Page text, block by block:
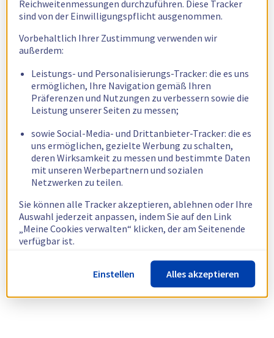
Reichweitenmessungen durchzuführen. Diese Tracker
sind von der Einwilligungspflicht ausgenommen.
Vorbehaltlich Ihrer Zustimmung verwenden wir
außerdem:
Leistungs- und Personalisierungs-Tracker: die es uns
ermöglichen, Ihre Navigation gemäß Ihren
Präferenzen und Nutzungen zu verbessern sowie die
Leistung unserer Seiten zu messen;
sowie Social-Media- und Drittanbieter-Tracker: die es
uns ermöglichen, gezielte Werbung zu schalten,
deren Wirksamkeit zu messen und bestimmte Daten
mit unseren Werbepartnern und sozialen
Netzwerken zu teilen.
Sie können alle Tracker akzeptieren, ablehnen oder Ihre
Auswahl jederzeit anpassen, indem Sie auf den Link
„Meine Cookies verwalten“ klicken, der am Seitenende
verfügbar ist.
Weitere Informationen finden Sie in unsererRichtlinie
zur Verwendung von Cookies.
Einstellen Alles akzeptieren